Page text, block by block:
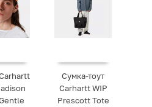
Сумка-тоут
Carhartt WIP
Prescott Tote